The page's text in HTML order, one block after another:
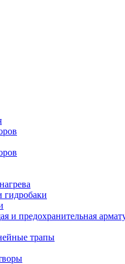
гидробаки
и предохранительная
трапы